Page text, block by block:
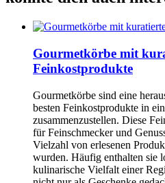
Gourmetkörbe mit
Feinkostprodukte
Gourmetkörbe sind eine
besten Feinkostprodukte in
zusammenzustellen. Diese
für Feinschmecker und
Vielzahl von erlesenen
wurden. Häufig enthalten sie
kulinarische Vielfalt einer